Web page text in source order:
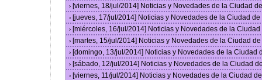
› [viernes, 18/jul/2014] Noticias y Novedades de la Ciudad
› [jueves, 17/jul/2014] Noticias y Novedades de la Ciudad
› [miércoles, 16/jul/2014] Noticias y Novedades de la
› [martes, 15/jul/2014] Noticias y Novedades de la Ciudad
› [domingo, 13/jul/2014] Noticias y Novedades de la Ciudad
› [sábado, 12/jul/2014] Noticias y Novedades de la Ciudad
› [viernes, 11/jul/2014] Noticias y Novedades de la Ciudad